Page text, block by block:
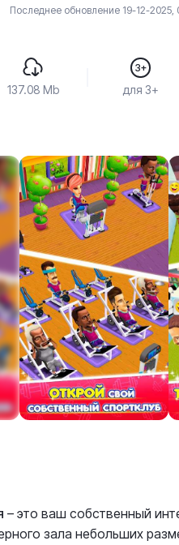
Последнее обновление 19-12-2025,
137.08 Mb
3+
для 3+
– это ваш собственный
зала небольших